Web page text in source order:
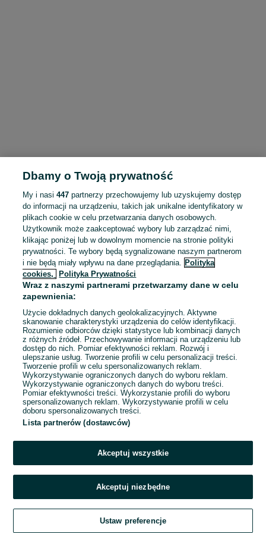
To ogłoszenie nie jest już dostępne
Przejdź na stronę główną
Dbamy o Twoją prywatność
My i nasi447 partnerzy przechowujemy lub uzyskujemy dostęp
do informacji na urządzeniu, takich jak unikalne identyfikatory w
plikach cookie w celu przetwarzania danych osobowych.
Użytkownik może zaakceptować wybory lub zarządzać nimi,
klikając poniżej lub w dowolnym momencie na stronie polityki
prywatności. Te wybory będą sygnalizowane naszym partnerom
i nie będą miały wpływu na dane przeglądania. Polityka
cookies,
Polityka Prywatności
Wraz z naszymi partnerami przetwarzamy dane w celu
zapewnienia:
Użycie dokładnych danych geolokalizacyjnych. Aktywne
skanowanie charakterystyki urządzenia do celów identyfikacji.
Rozumienie odbiorców dzięki statystyce lub kombinacji danych
z różnych źródeł. Przechowywanie informacji na urządzeniu lub
dostęp do nich. Pomiar efektywności reklam. Rozwój i
ulepszanie usług. Tworzenie profili w celu personalizacji treści.
Tworzenie profili w celu spersonalizowanych reklam.
Wykorzystywanie ograniczonych danych do wyboru reklam.
Wykorzystywanie ograniczonych danych do wyboru treści.
Pomiar efektywności treści. Wykorzystanie profili do wyboru
spersonalizowanych reklam. Wykorzystywanie profili w celu
doboru spersonalizowanych treści.
Lista partnerów (dostawców)
Akceptuj wszystkie
Akceptuj niezbędne
Ustaw preferencje